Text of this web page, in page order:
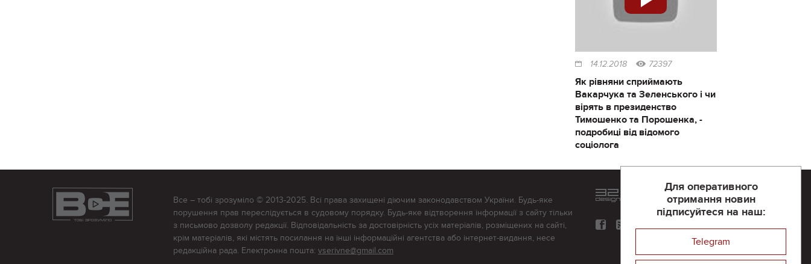
14.12.2018 72397
Як рівняни сприймають
Вакарчука та Зеленського і чи
вірять в президенство
Тимошенко та Порошенка, -
подробиці від відомого
соціолога
Для оперативного
отримання новин
підписуйтеся на наш:
Telegram
Все – тобі зрозуміло © 2013-2025. Всі права захищені діючим законодавством України. Будь-яке
порушення прав переслідується в судовому порядку. Будь-яке відтворення інформації з сайту тільки
з письмово дозволу редакції. Відповідальність за достовірність усіх матеріалів, розміщених на сайті,
крім матеріалів, які містять посилання на інші інформаційні агентства або інтернет-видання, несе
редакційна рада. Електронна пошта: vserivne@gmail.com
Розроблений та підтримується
компанії 32х32